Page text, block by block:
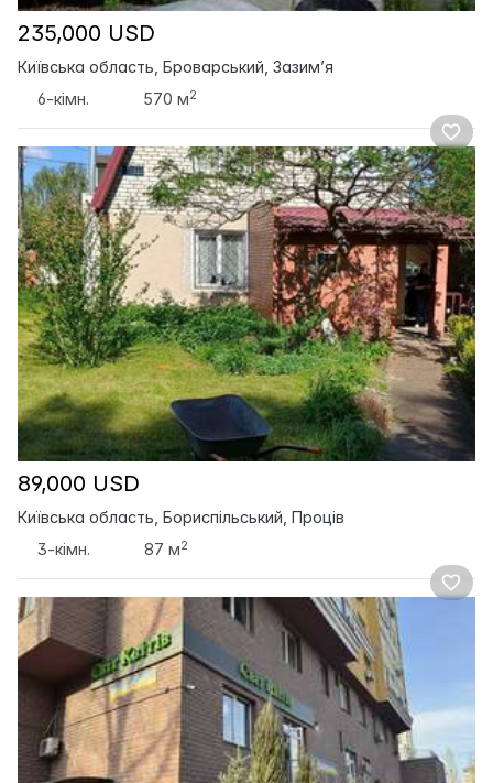
235,000 USD
Київська область, Броварський, Зазим’я
6-кімн.
570 м2
89,000 USD
Київська область, Бориспільський, Проців
3-кімн.
87 м2